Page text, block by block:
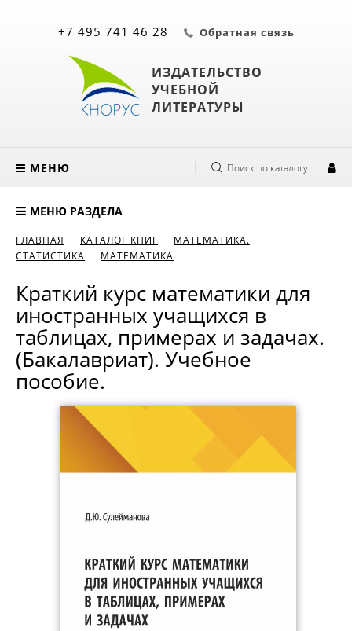
ИЗДАТЕЛЬСТВО
УЧЕБНОЙ
ЛИТЕРАТУРЫ
+7 495 741 46 28 Обратная связь
МЕНЮ Поиск по каталогу
МЕНЮ РАЗДЕЛА
ГЛАВНАЯ КАТАЛОГ КНИГ
МАТЕМАТИКА.
СТАТИСТИКА
МАТЕМАТИКА
Краткий курс математики для
иностранных учащихся в
таблицах, примерах и задачах.
(Бакалавриат). Учебное
пособие.